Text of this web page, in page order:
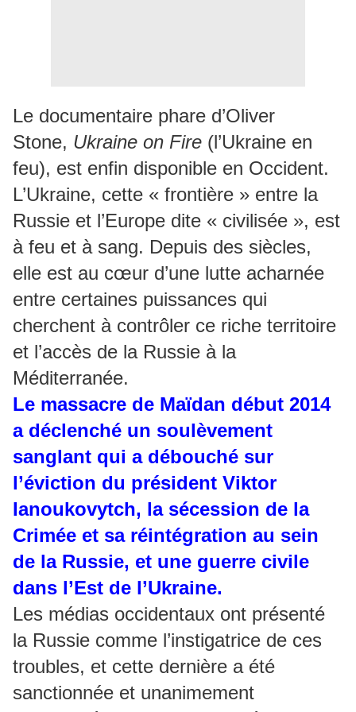
Le documentaire phare d’Oliver
Stone, Ukraine on Fire (l’Ukraine en
feu), est enfin disponible en Occident.
L’Ukraine, cette « frontière » entre la
Russie et l’Europe dite « civilisée », est
à feu et à sang. Depuis des siècles,
elle est au cœur d’une lutte acharnée
entre certaines puissances qui
cherchent à contrôler ce riche territoire
et l’accès de la Russie à la
Méditerranée.
Le massacre de Maïdan début 2014
a déclenché un soulèvement
sanglant qui a débouché sur
l’éviction du président Viktor
Ianoukovytch, la sécession de la
Crimée et sa réintégration au sein
de la Russie, et une guerre civile
dans l’Est de l’Ukraine.
Les médias occidentaux ont présenté
la Russie comme l’instigatrice de ces
troubles, et cette dernière a été
sanctionnée et unanimement